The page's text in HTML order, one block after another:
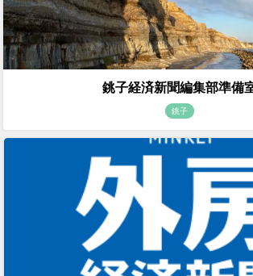
銚子経済新聞編集部準備
銚子